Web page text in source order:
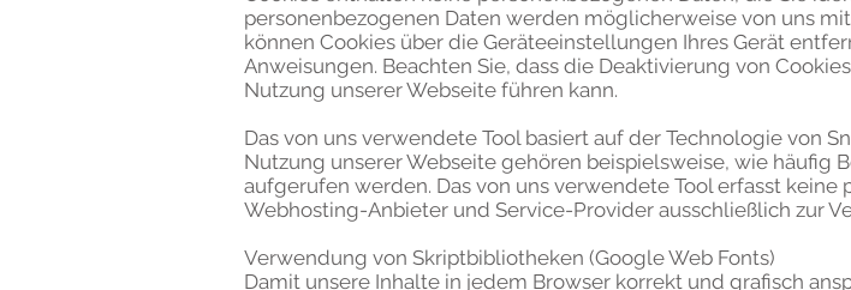
personenbezogenen Daten werden möglicherweise von uns
können Cookies über die Geräteeinstellungen Ihres Gerät
Anweisungen. Beachten Sie, dass die Deaktivierung von
Nutzung unserer Webseite führen kann.
Das von uns verwendete Tool basiert auf der Technologie von
Nutzung unserer Webseite gehören beispielsweise, wie häufig
aufgerufen werden. Das von uns verwendete Tool erfasst
Webhosting-Anbieter und Service-Provider ausschließlich zur
Verwendung von Skriptbibliotheken (Google Web Fonts)
Damit unsere Inhalte in jedem Browser korrekt und grafisch